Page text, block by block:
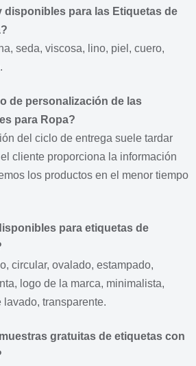
disponibles para las Etiquetas de
seda, viscosa, lino, piel, cuero,
de personalización de las
para Ropa?
del ciclo de entrega suele tardar
cliente proporciona la información
los productos en el menor tiempo
para etiquetas de
circular, ovalado, estampado,
logo de la marca, minimalista,
transparente.
gratuitas de etiquetas con